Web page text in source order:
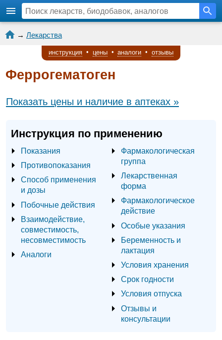
→ Лекарства
инструкция • цены • аналоги • отзывы
Феррогематоген
Показать цены и наличие в аптеках »
Инструкция по применению
Показания
Противопоказания
Способ применения
и дозы
Побочные действия
Взаимодействие,
совместимость,
несовместимость
Аналоги
Фармакологическая
группа
Лекарственная
форма
Фармакологическое
действие
Особые указания
Беременность и
лактация
Условия хранения
Срок годности
Условия отпуска
Отзывы и
консультации